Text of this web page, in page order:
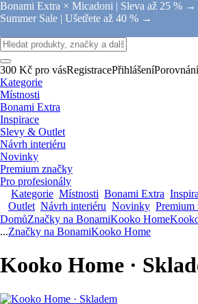
Bonami Extra × Micadoni | Sleva až 25 % →
Summer Sale | Ušetřete až 40 % →
300 Kč pro vásRegistracePřihlášeníPorovnání
Kategorie
Místnosti
Bonami Extra
Inspirace
Slevy & Outlet
Návrh interiéru
Novinky
Premium značky
Pro profesionály
Kategorie Místnosti Bonami Extra
Outlet Návrh interiéru Novinky Premium
DomůZnačky na BonamiKooko Home
...Značky na BonamiKooko Home
Kooko Home ·